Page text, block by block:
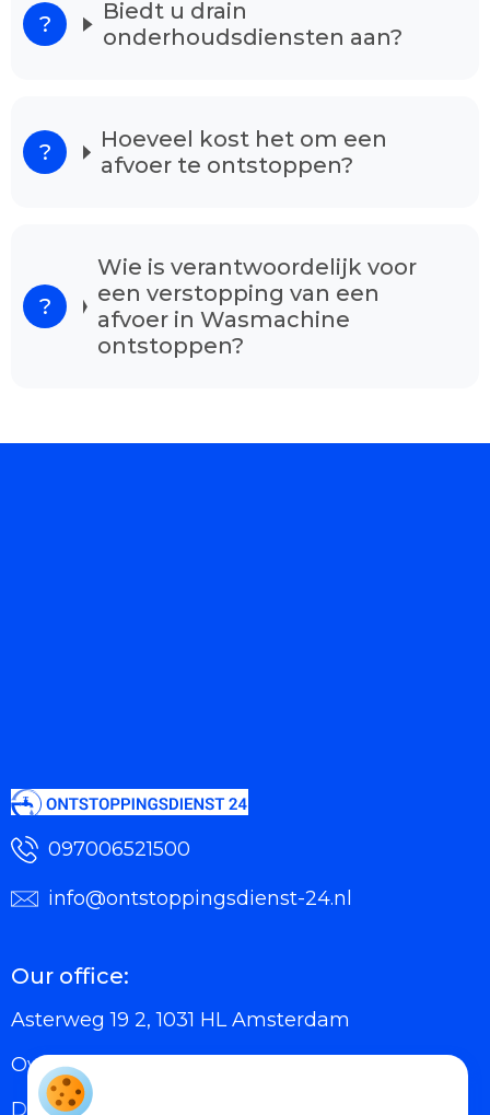
Biedt u drain
onderhoudsdiensten aan?
Hoeveel kost het om een
afvoer te ontstoppen?
Wie is verantwoordelijk voor
een verstopping van een
afvoer in Wasmachine
ontstoppen?
097006521500
info@ontstoppingsdienst-24.nl
Our office:
Asterweg 19 2, 1031 HL Amsterdam
Over Ons
Diensten